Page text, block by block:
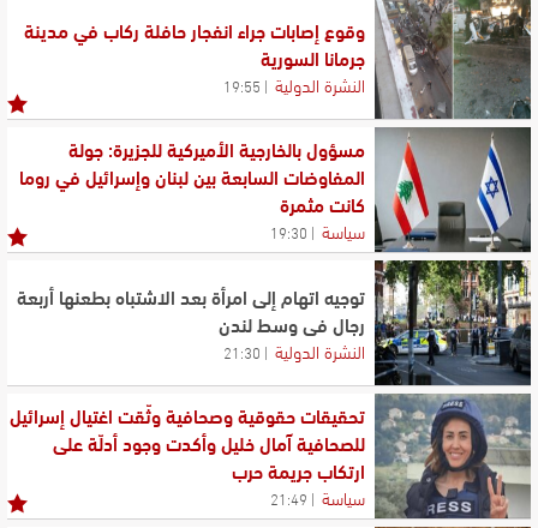
وقوع إصابات جراء انفجار حافلة ركاب في مدينة
جرمانا السورية
النشرة الدولية 19:55
مسؤول بالخارجية الأميركية للجزيرة: جولة
المفاوضات السابعة بين لبنان وإسرائيل في روما
كانت مثمرة
سياسة 19:30
توجيه اتهام إلى امرأة بعد الاشتباه بطعنها أربعة
رجال في وسط لندن
النشرة الدولية 21:30
تحقيقات حقوقية وصحافية وثّقت اغتيال إسرائيل
للصحافية آمال خليل وأكدت وجود أدلّة على
ارتكاب جريمة حرب
سياسة 21:49